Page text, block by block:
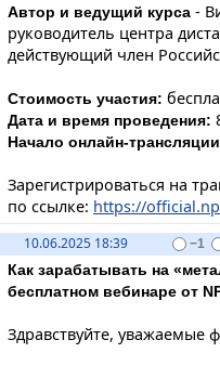
Автор и ведущий курса -
руководитель центра
действующий член
Стоимость участия:
Дата и время проведения:
Начало онлайн-
Зарегистрироваться на
по ссылке: https://
10.06.2025 18:39 −1
Как зарабатывать на
бесплатном вебинаре от
Здравствуйте, уважаемые